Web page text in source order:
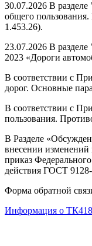
30.07.2026 В
общего
1.453.26).
23.07.2026 В
2023 «Дороги
В соответствии с
дорог. Основные
В соответствии с
пользования.
В Разделе
внесении изменений
приказ
действия ГОСТ
Форма обратной
Информация о ТК418